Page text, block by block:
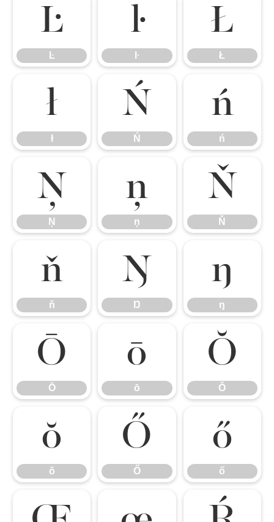
Ŀ
Ŀ
ŀ
ŀ
Ł
Ł
ł
ł
Ń
Ń
ń
ń
Ņ
Ņ
ņ
ņ
Ň
Ň
ň
ň
Ŋ
Ŋ
ŋ
ŋ
Ō
Ō
ō
ō
Ŏ
Ŏ
ŏ
ŏ
Ő
Ő
ő
ő